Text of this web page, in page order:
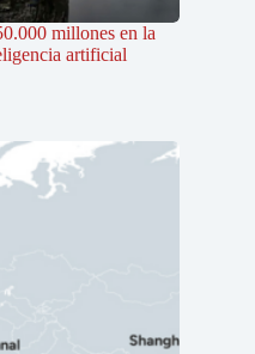
millones en la
artificial